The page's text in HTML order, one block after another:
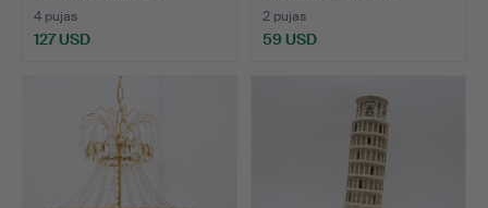
4 pujas
127 USD
2 pujas
59 USD